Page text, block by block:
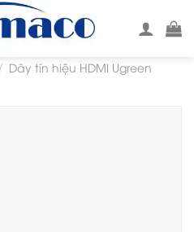
/ Dây tín hiệu HDMI Ugreen